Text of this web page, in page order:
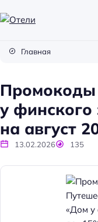
и
Главная
у финского
на август
13.02.2026 135